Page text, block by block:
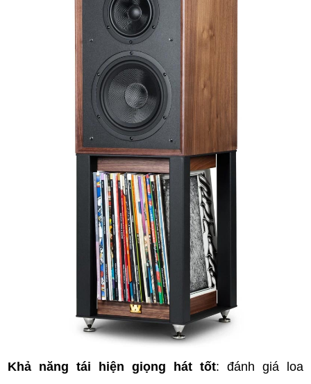
Khả năng tái hiện giọng hát tốt: đánh giá loa